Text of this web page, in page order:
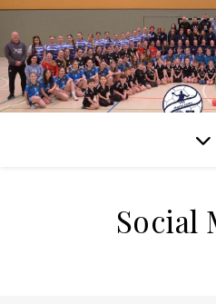
Social